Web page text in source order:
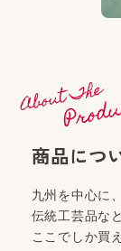
商品につ
九州を中心に
伝統工芸品な
ここでしか買